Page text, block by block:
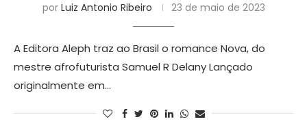
por Luiz Antonio Ribeiro 23 de maio de 2023
A Editora Aleph traz ao Brasil o romance Nova, do
mestre afrofuturista Samuel R Delany Lançado
originalmente em…